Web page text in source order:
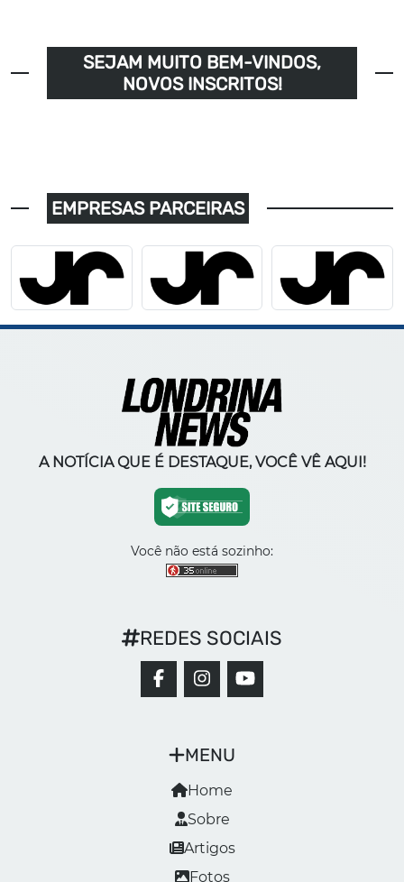
SEJAM MUITO BEM-VINDOS,
NOVOS INSCRITOS!
EMPRESAS PARCEIRAS
A NOTÍCIA QUE É DESTAQUE, VOCÊ VÊ AQUI!
Você não está sozinho:
MENU
Home
Sobre
Artigos
Fotos
REDES SOCIAIS